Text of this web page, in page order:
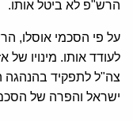
הרש"פ לא ביטל אותו.
על פי הסכמי אוסלו,
לעודד אותו. מינויו
צה"ל לתפקיד
ישראל והפרה של